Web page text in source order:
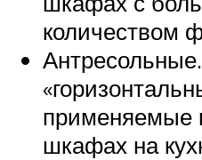
количеством
применяемые
шкафах на